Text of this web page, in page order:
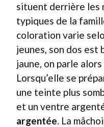
situent derrière les
typiques de la
coloration varie
jeunes, son dos
jaune, on parle alors
Lorsqu’elle se
une teinte plus
et un ventre
argentée. La